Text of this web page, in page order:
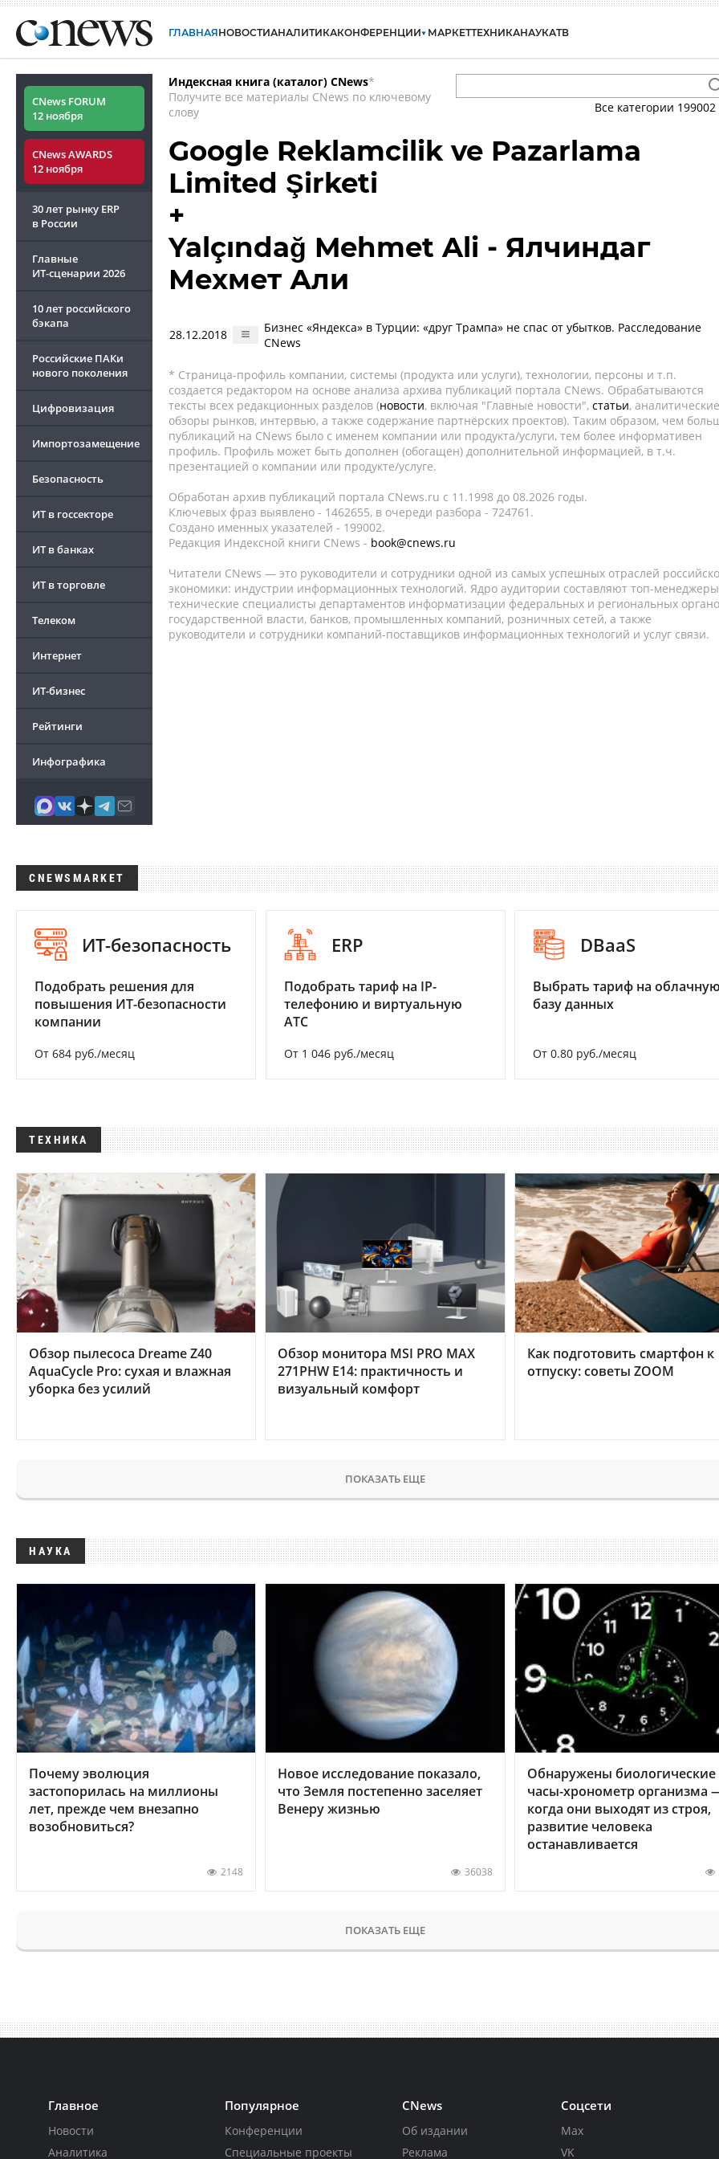
ГЛАВНАЯНОВОСТИАНАЛИТИКАКОНФЕРЕНЦИИ МАРКЕТТЕХНИКАНАУКАТВ
CNews FORUM
12 ноября
CNews AWARDS
12 ноября
30 лет рынку ERP
в России
Главные
ИТ-сценарии 2026
10 лет российского
бэкапа
Российские ПАКи
нового поколения
Цифровизация
Импортозамещение
Безопасность
ИТ в госсекторе
ИТ в банках
ИТ в торговле
Телеком
Интернет
ИТ-бизнес
Рейтинги
Инфографика
Индексная книга (каталог) CNews*
Получите все материалы CNews по ключевому
слову
Все категории 199002
Google Reklamcilik ve Pazarlama
Limited Şirketi
+
Yalçındağ Mehmet Ali - Ялчиндаг
Мехмет Али
28.12.2018
Бизнес «Яндекса» в Турции: «друг Трампа» не спас от убытков. Расследование
CNews
* Страница-профиль компании, системы (продукта или услуги), технологии, персоны и т.п.
создается редактором на основе анализа архива публикаций портала CNews. Обрабатываются
тексты всех редакционных разделов (новости, включая "Главные новости", статьи, аналитические
обзоры рынков, интервью, а также содержание партнёрских проектов). Таким образом, чем
публикаций на CNews было с именем компании или продукта/услуги, тем более информативен
профиль. Профиль может быть дополнен (обогащен) дополнительной информацией, в т.ч.
презентацией о компании или продукте/услуге.
Обработан архив публикаций портала CNews.ru c 11.1998 до 08.2026 годы.
Ключевых фраз выявлено - 1462655, в очереди разбора - 724761.
Создано именных указателей - 199002.
Редакция Индексной книги CNews - book@cnews.ru
Читатели CNews — это руководители и сотрудники одной из самых успешных отраслей
экономики: индустрии информационных технологий. Ядро аудитории составляют топ-
технические специалисты департаментов информатизации федеральных и региональных
государственной власти, банков, промышленных компаний, розничных сетей, а также
руководители и сотрудники компаний-поставщиков информационных технологий и услуг связи.
CNEWSMARKET
ИТ-безопасность
Подобрать решения для
повышения ИТ-безопасности
компании
От 684 руб./месяц
ERP
Подобрать тариф на IP-
телефонию и виртуальную
АТС
От 1 046 руб./месяц
DBaaS
Выбрать тариф на
базу данных
От 0.80 руб./месяц
ТЕХНИКА
Обзор пылесоса Dreame Z40
AquaCycle Pro: сухая и влажная
уборка без усилий
Обзор монитора MSI PRO MAX
271PHW E14: практичность и
визуальный комфорт
Как подготовить смартфон к
отпуску: советы ZOOM
ПОКАЗАТЬ ЕЩЕ
НАУКА
Почему эволюция
застопорилась на миллионы
лет, прежде чем внезапно
возобновиться?
2148
Новое исследование показало,
что Земля постепенно заселяет
Венеру жизнью
36038
Обнаружены биологические
часы-хронометр организма
когда они выходят из строя,
развитие человека
останавливается
ПОКАЗАТЬ ЕЩЕ
Главное
Новости
Аналитика
Популярное
Конференции
Специальные проекты
CNews
Об издании
Реклама
Соцсети
Max
VK